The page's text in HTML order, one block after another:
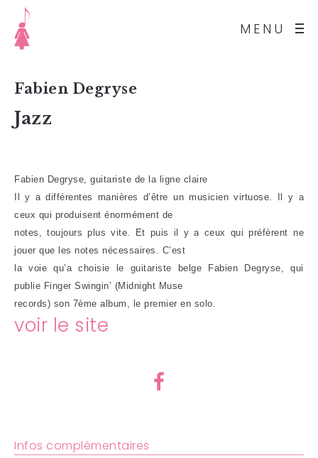
MENU
Fabien Degryse
Jazz
Fabien Degryse, guitariste de la ligne claire
Il y a différentes manières d’être un musicien virtuose. Il y a
ceux qui produisent énormément de
notes, toujours plus vite. Et puis il y a ceux qui préfèrent ne
jouer que les notes nécessaires. C’est
la voie qu’a choisie le guitariste belge Fabien Degryse, qui
publie Finger Swingin’ (Midnight Muse
records) son 7ème album, le premier en solo.
voir le site
Infos complémentaires